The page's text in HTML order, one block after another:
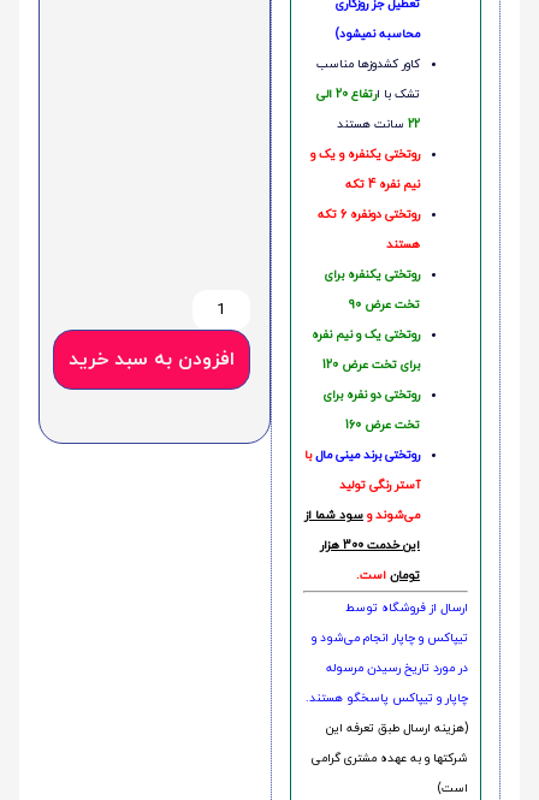
تعطیل جز روزکاری
محاسبه نمیشود)
کاور کشدوزها مناسب
تشک با ا
رتفاع 20 الی
22 سانت هستند
روتختی یکنفره و یک و
نیم نفره 4 تکه
روتختی دونفره 6 تکه
هستند
روتختی یکنفره برای
تخت عرض 90
روتختی یک و نیم نفره
برای تخت عرض 120
روتختی دو نفره برای
تخت عرض 160
روتختی‌ برند مینی مالبا
آستر رنگی تولید
می‌شوند و سود شما از
این خدمت 300 هزار
تومان است.
ارسال از فروشگاه توسط
تیپاکس و چاپار انجام می‌شود و
در مورد تاریخ رسیدن مرسوله
چاپار و تیپاکس پاسخگو هستند.
(هزینه ارسال طبق تعرفه این
شرکتها و به عهده مشتری گرامی
است)
افزودن به سبد خرید